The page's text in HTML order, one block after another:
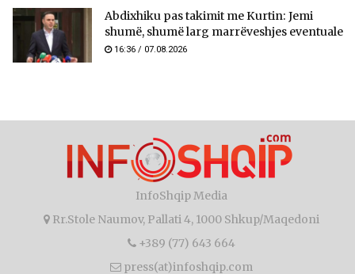
Abdixhiku pas takimit me Kurtin: Jemi
shumë, shumë larg marrëveshjes eventuale
16:36 / 07.08.2026
InfoShqip Media
Rr.Stole Naumov, Pallati 4, 1000 Shkup/Maqedoni
+389 (77) 643 664
press(at)infoshqip.com